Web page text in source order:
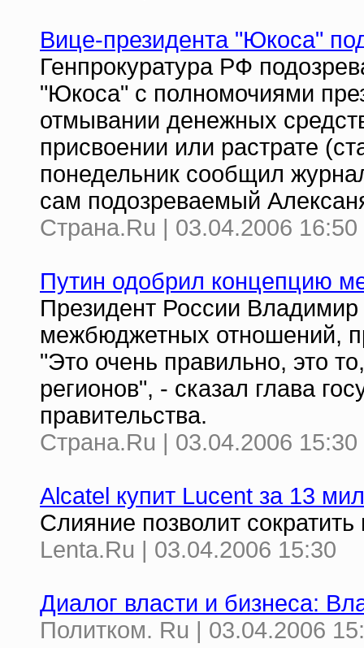
Вице-президента "Юкоса"
Генпрокуратура РФ
"Юкоса" с полномочиями
отмывании денежных
присвоении или растрате
понедельник сообщил
сам подозреваемый
Страна.Ru | 03.04.2006 16:50
Путин одобрил концепцию
Президент России
межбюджетных отношений,
"Это очень правильно, это
регионов", - сказал глава
правительства.
Страна.Ru | 03.04.2006 15:30
Alcatel купит Lucent за 13
Слияние позволит
Lenta.Ru | 03.04.2006 15:30
Диалог власти и бизнеса:
Политком. Ru | 03.04.2006